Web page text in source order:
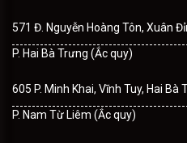
571 Đ. Nguyễn Hoàng Tôn, Xuân
P. Hai Bà Trưng (Ắc quy)
605 P. Minh Khai, Vĩnh Tuy, Hai Bà
P. Nam Từ Liêm (Ắc quy)